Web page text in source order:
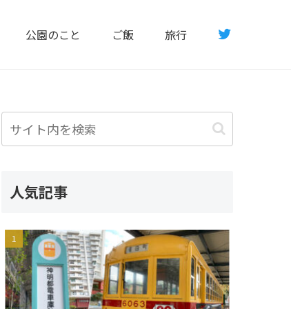
公園のこと ご飯 旅行
人気記事